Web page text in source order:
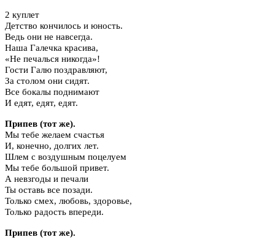
2 куплет
Детство кончилось и юность.
Ведь они не навсегда.
Наша Галечка красива,
«Не печалься никогда»!
Гости Галю поздравляют,
За столом они сидят.
Все бокалы поднимают
И едят, едят, едят.
Припев (тот же).
Мы тебе желаем счастья
И, конечно, долгих лет.
Шлем с воздушным поцелуем
Мы тебе большой привет.
А невзгоды и печали
Ты оставь все позади.
Только смех, любовь, здоровье,
Только радость впереди.
Припев (тот же).